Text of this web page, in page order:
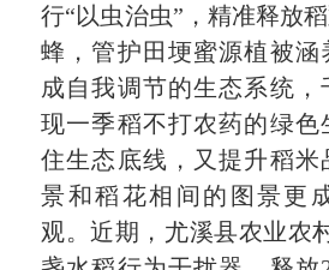
行“以虫治虫”，精准释放
蜂，管护田埂蜜源植被涵
成自我调节的生态系统，
现一季稻不打农药的绿色
住生态底线，又提升稻米
景和稻花相间的图景更
观。近期，尤溪县农业农